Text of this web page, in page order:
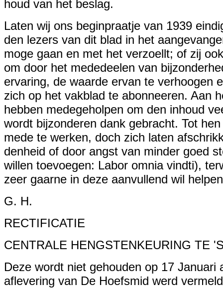
houd van het beslag.
Laten wij ons beginpraatje van 1939
den lezers van dit blad in het
moge gaan en met het verzoellt; of zij
om door het mededeelen van
ervaring, de waarde ervan te verhoogen
zich op het vakblad te abonneeren. Aan
hebben medegeholpen om den inhoud
wordt bijzonderen dank gebracht. Tot
mede te werken, doch zich laten
denheid of door angst van minder goed
willen toevoegen: Labor omnia vindti),
zeer gaarne in deze aanvullend wil
G. H.
RECTIFICATIE
CENTRALE HENGSTENKEURING TE
Deze wordt niet gehouden op 17
aflevering van De Hoefsmid werd